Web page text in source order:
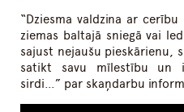
“Dziesma valdzina ar
ziemas baltajā sniegā vai
sajust nejaušu pieskārienu,
satikt savu mīlestību un
sirdi…” par skaņdarbu